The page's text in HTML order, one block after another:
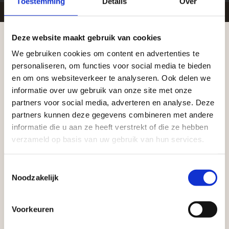
Deze website maakt gebruik van cookies
We gebruiken cookies om content en advertenties te
personaliseren, om functies voor social media te bieden
en om ons websiteverkeer te analyseren. Ook delen we
informatie over uw gebruik van onze site met onze
partners voor social media, adverteren en analyse. Deze
partners kunnen deze gegevens combineren met andere
informatie die u aan ze heeft verstrekt of die ze hebben
verzameld op basis van uw gebruik van hun services.
Noodzakelijk
Voorkeuren
Zakelijke klant worden
Vego Tuinmaterialen is de meest geschikte partner
voor zakelijke klanten op zoek naar tuin- en
infraproducten. Als professionele leverancier van
tuinmaterialen bieden wij een breed assortiment
aan producten van topkwaliteit. Lees meer over de
zakelijke mogelijkheden.
Aangepaste openingstijden tijdens de
vakantieperiode
Waardenburg en Vego Dordrecht hanteren tijdens
de vakantieperiode aangepaste openingstijden op
zaterdag. Bekijk de vestigingspagina voor de
actuele openingstijden.
maanden dicht is voor al het wegverkeer, is het fijn